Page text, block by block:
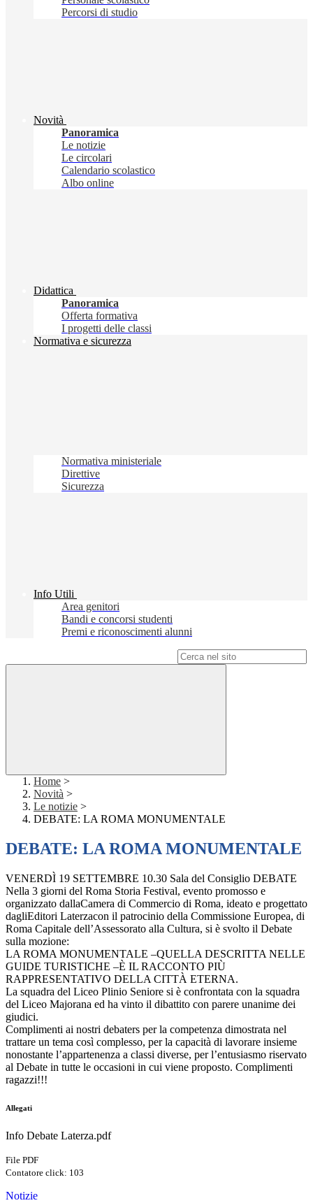
Percorsi di studio
Novità
Panoramica
Le notizie
Le circolari
Calendario scolastico
Albo online
Didattica
Panoramica
Offerta formativa
I progetti delle classi
Normativa e sicurezza
Normativa ministeriale
Direttive
Sicurezza
Info Utili
Area genitori
Bandi e concorsi studenti
Premi e riconoscimenti alunni
Home >
Novità >
Le notizie >
DEBATE: LA ROMA MONUMENTALE
DEBATE: LA ROMA MONUMENTALE
VENERDÌ 19 SETTEMBRE 10.30 Sala del Consiglio DEBATE
Nella 3 giorni del Roma Storia Festival, evento promosso e
organizzato dallaCamera di Commercio di Roma, ideato e progettato
dagliEditori Laterzacon il patrocinio della Commissione Europea, di
Roma Capitale dell’Assessorato alla Cultura, si è svolto il Debate
sulla mozione:
LA ROMA MONUMENTALE –QUELLA DESCRITTA NELLE
GUIDE TURISTICHE –È IL RACCONTO PIÙ
RAPPRESENTATIVO DELLA CITTÀ ETERNA.
La squadra del Liceo Plinio Seniore si è confrontata con la squadra
del Liceo Majorana ed ha vinto il dibattito con parere unanime dei
giudici.
Complimenti ai nostri debaters per la competenza dimostrata nel
trattare un tema così complesso, per la capacità di lavorare insieme
nonostante l’appartenenza a classi diverse, per l’entusiasmo riservato
al Debate in tutte le occasioni in cui viene proposto. Complimenti
ragazzi!!!
Allegati
Info Debate Laterza.pdf
File PDF
Contatore click: 103
Notizie